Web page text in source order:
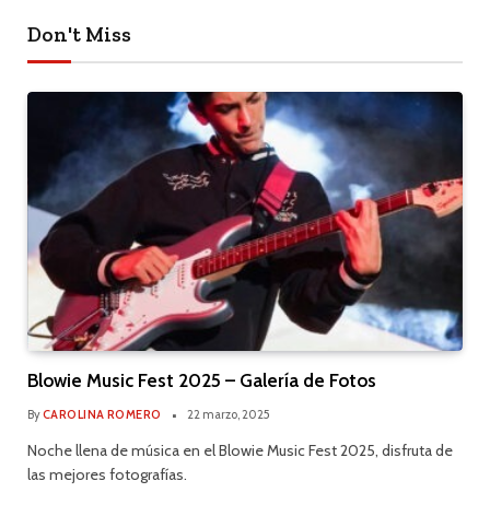
Don't Miss
Blowie Music Fest 2025 – Galería de Fotos
ByCAROLINA ROMERO 22 marzo, 2025
Noche llena de música en el Blowie Music Fest 2025, disfruta de
las mejores fotografías.